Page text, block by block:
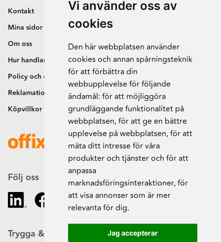
Vi använder oss av
cookies
Den här webbplatsen använder
cookies och annan spårningsteknik
för att förbättra din
webbupplevelse för följande
ändamål: för att möjliggöra
grundläggande funktionalitet på
webbplatsen,för att ge en bättre
upplevelse på webbplatsen,för att
mäta ditt intresse för våra
produkter och tjänster och för att
anpassa
marknadsföringsinteraktioner,för
att visa annonser som är mer
relevanta för dig.
Jag accepterar
Kontakt
Mina sidor
Om oss
Hur handlar jag?
Policy och cookies
Reklamation och retur
Köpvillkor
Följ oss
Trygga & säkra beställningar